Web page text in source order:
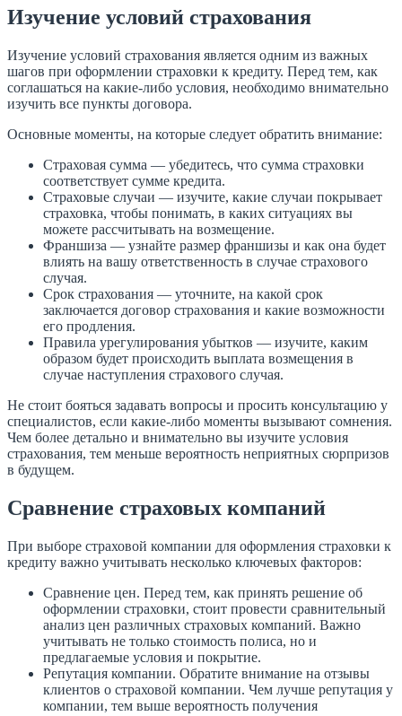
Изучение условий страхования
Изучение условий страхования является одним из важных
шагов при оформлении страховки к кредиту. Перед тем, как
соглашаться на какие-либо условия, необходимо внимательно
изучить все пункты договора.
Основные моменты, на которые следует обратить внимание:
Страховая сумма — убедитесь, что сумма страховки
соответствует сумме кредита.
Страховые случаи — изучите, какие случаи покрывает
страховка, чтобы понимать, в каких ситуациях вы
можете рассчитывать на возмещение.
Франшиза — узнайте размер франшизы и как она будет
влиять на вашу ответственность в случае страхового
случая.
Срок страхования — уточните, на какой срок
заключается договор страхования и какие возможности
его продления.
Правила урегулирования убытков — изучите, каким
образом будет происходить выплата возмещения в
случае наступления страхового случая.
Не стоит бояться задавать вопросы и просить консультацию у
специалистов, если какие-либо моменты вызывают сомнения.
Чем более детально и внимательно вы изучите условия
страхования, тем меньше вероятность неприятных сюрпризов
в будущем.
Сравнение страховых компаний
При выборе страховой компании для оформления страховки к
кредиту важно учитывать несколько ключевых факторов:
Сравнение цен. Перед тем, как принять решение об
оформлении страховки, стоит провести сравнительный
анализ цен различных страховых компаний. Важно
учитывать не только стоимость полиса, но и
предлагаемые условия и покрытие.
Репутация компании. Обратите внимание на отзывы
клиентов о страховой компании. Чем лучше репутация у
компании, тем выше вероятность получения